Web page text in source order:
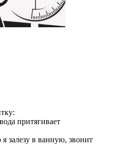
притягивает
залезу в ванную, звонит